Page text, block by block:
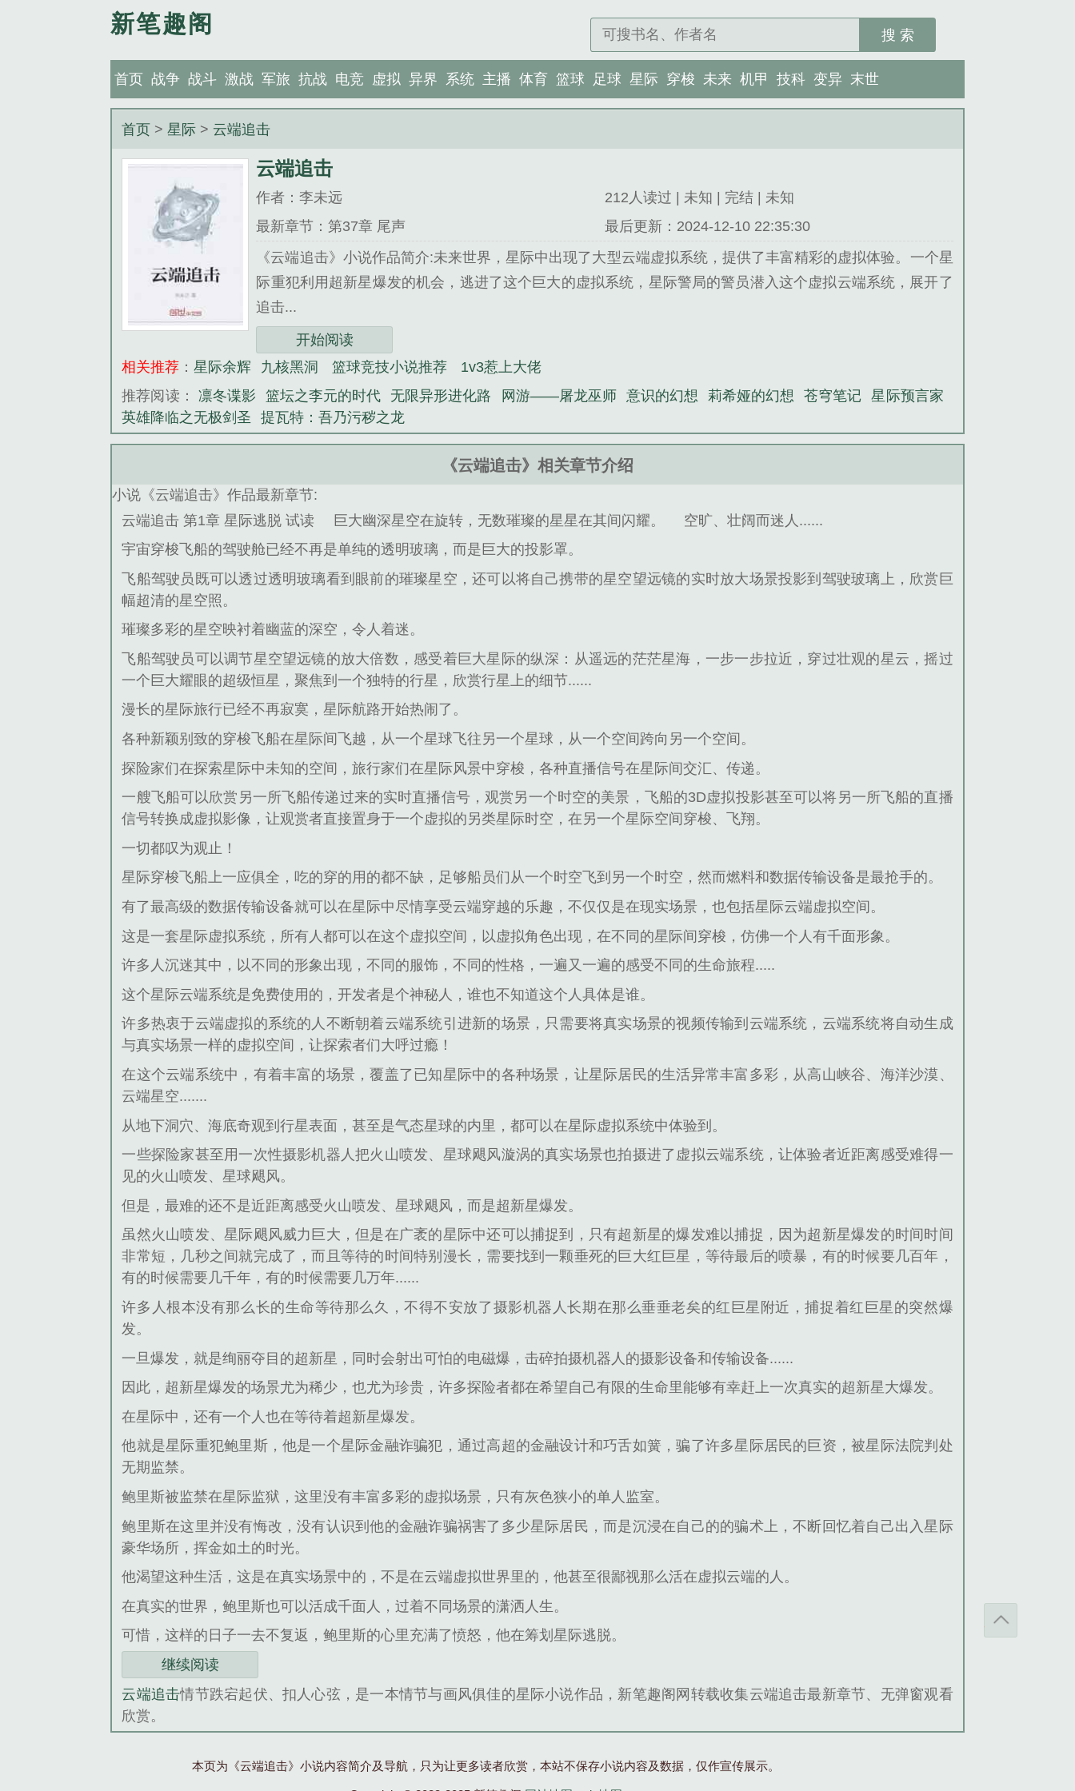
新笔趣阁 搜 索
首页 战争 战斗 激战 军旅 抗战 电竞 虚拟 异界 系统 主播 体育 篮球 足球 星际 穿梭 未来 机甲 技科 变异 末世
首页 >星际 > 云端追击
云端追击
作者：李未远
212人读过 | 未知 | 完结 | 未知
最新章节：第37章 尾声
最后更新：2024-12-10 22:35:30
《云端追击》小说作品简介:未来世界，星际中出现了大型云端虚拟系统，提供了丰富精彩的虚拟体验。一个星
际重犯利用超新星爆发的机会，逃进了这个巨大的虚拟系统，星际警局的警员潜入这个虚拟云端系统，展开了
追击...
开始阅读
相关推荐 ：星际余辉 九核黑洞 篮球竞技小说推荐
1v3惹上大佬
推荐阅读： 凛冬谍影 篮坛之李元的时代 无限异形进化路 网游——屠龙巫师 意识的幻想 莉希娅的幻想 苍穹笔记
星际预言家
英雄降临之无极剑圣
提瓦特：吾乃污秽之龙
《云端追击》相关章节介绍
小说《云端追击》作品最新章节:
云端追击 第1章 星际逃脱 试读
巨大幽深星空在旋转，无数璀璨的星星在其间闪耀。
空旷、壮阔而迷人......
宇宙穿梭飞船的驾驶舱已经不再是单纯的透明玻璃，而是巨大的投影罩。
飞船驾驶员既可以透过透明玻璃看到眼前的璀璨星空，还可以将自己携带的星空望远镜的实时放大场景投影到驾驶玻璃上，欣赏巨
幅超清的星空照。
璀璨多彩的星空映衬着幽蓝的深空，令人着迷。
飞船驾驶员可以调节星空望远镜的放大倍数，感受着巨大星际的纵深：从遥远的茫茫星海，一步一步拉近，穿过壮观的星云，摇过
一个巨大耀眼的超级恒星，聚焦到一个独特的行星，欣赏行星上的细节......
漫长的星际旅行已经不再寂寞，星际航路开始热闹了。
各种新颖别致的穿梭飞船在星际间飞越，从一个星球飞往另一个星球，从一个空间跨向另一个空间。
探险家们在探索星际中未知的空间，旅行家们在星际风景中穿梭，各种直播信号在星际间交汇、传递。
一艘飞船可以欣赏另一所飞船传递过来的实时直播信号，观赏另一个时空的美景，飞船的3D虚拟投影甚至可以将另一所飞船的直播
信号转换成虚拟影像，让观赏者直接置身于一个虚拟的另类星际时空，在另一个星际空间穿梭、飞翔。
一切都叹为观止！
星际穿梭飞船上一应俱全，吃的穿的用的都不缺，足够船员们从一个时空飞到另一个时空，然而燃料和数据传输设备是最抢手的。
有了最高级的数据传输设备就可以在星际中尽情享受云端穿越的乐趣，不仅仅是在现实场景，也包括星际云端虚拟空间。
这是一套星际虚拟系统，所有人都可以在这个虚拟空间，以虚拟角色出现，在不同的星际间穿梭，仿佛一个人有千面形象。
许多人沉迷其中，以不同的形象出现，不同的服饰，不同的性格，一遍又一遍的感受不同的生命旅程.....
这个星际云端系统是免费使用的，开发者是个神秘人，谁也不知道这个人具体是谁。
许多热衷于云端虚拟的系统的人不断朝着云端系统引进新的场景，只需要将真实场景的视频传输到云端系统，云端系统将自动生成
与真实场景一样的虚拟空间，让探索者们大呼过瘾！
在这个云端系统中，有着丰富的场景，覆盖了已知星际中的各种场景，让星际居民的生活异常丰富多彩，从高山峡谷、海洋沙漠、
云端星空.......
从地下洞穴、海底奇观到行星表面，甚至是气态星球的内里，都可以在星际虚拟系统中体验到。
一些探险家甚至用一次性摄影机器人把火山喷发、星球飓风漩涡的真实场景也拍摄进了虚拟云端系统，让体验者近距离感受难得一
见的火山喷发、星球飓风。
但是，最难的还不是近距离感受火山喷发、星球飓风，而是超新星爆发。
虽然火山喷发、星际飓风威力巨大，但是在广袤的星际中还可以捕捉到，只有超新星的爆发难以捕捉，因为超新星爆发的时间时间
非常短，几秒之间就完成了，而且等待的时间特别漫长，需要找到一颗垂死的巨大红巨星，等待最后的喷暴，有的时候要几百年，
有的时候需要几千年，有的时候需要几万年......
许多人根本没有那么长的生命等待那么久，不得不安放了摄影机器人长期在那么垂垂老矣的红巨星附近，捕捉着红巨星的突然爆
发。
一旦爆发，就是绚丽夺目的超新星，同时会射出可怕的电磁爆，击碎拍摄机器人的摄影设备和传输设备......
因此，超新星爆发的场景尤为稀少，也尤为珍贵，许多探险者都在希望自己有限的生命里能够有幸赶上一次真实的超新星大爆发。
在星际中，还有一个人也在等待着超新星爆发。
他就是星际重犯鲍里斯，他是一个星际金融诈骗犯，通过高超的金融设计和巧舌如簧，骗了许多星际居民的巨资，被星际法院判处
无期监禁。
鲍里斯被监禁在星际监狱，这里没有丰富多彩的虚拟场景，只有灰色狭小的单人监室。
鲍里斯在这里并没有悔改，没有认识到他的金融诈骗祸害了多少星际居民，而是沉浸在自己的的骗术上，不断回忆着自己出入星际
豪华场所，挥金如土的时光。
他渴望这种生活，这是在真实场景中的，不是在云端虚拟世界里的，他甚至很鄙视那么活在虚拟云端的人。
在真实的世界，鲍里斯也可以活成千面人，过着不同场景的潇洒人生。
可惜，这样的日子一去不复返，鲍里斯的心里充满了愤怒，他在筹划星际逃脱。
继续阅读
云端追击情节跌宕起伏、扣人心弦，是一本情节与画风俱佳的星际小说作品，新笔趣阁网转载收集云端追击最新章节、无弹窗观看
欣赏。
本页为《云端追击》小说内容简介及导航，只为让更多读者欣赏，本站不保存小说内容及数据，仅作宣传展示。